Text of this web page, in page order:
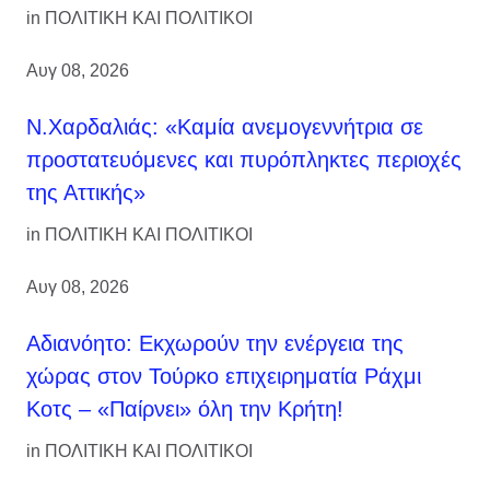
in ΠΟΛΙΤΙΚΗ ΚΑΙ ΠΟΛΙΤΙΚΟΙ
Αυγ 08, 2026
Ν.Χαρδαλιάς: «Καμία ανεμογεννήτρια σε
προστατευόμενες και πυρόπληκτες περιοχές
της Αττικής»
in ΠΟΛΙΤΙΚΗ ΚΑΙ ΠΟΛΙΤΙΚΟΙ
Αυγ 08, 2026
Αδιανόητο: Εκχωρούν την ενέργεια της
χώρας στον Τούρκο επιχειρηματία Ράχμι
Κοτς – «Παίρνει» όλη την Κρήτη!
in ΠΟΛΙΤΙΚΗ ΚΑΙ ΠΟΛΙΤΙΚΟΙ